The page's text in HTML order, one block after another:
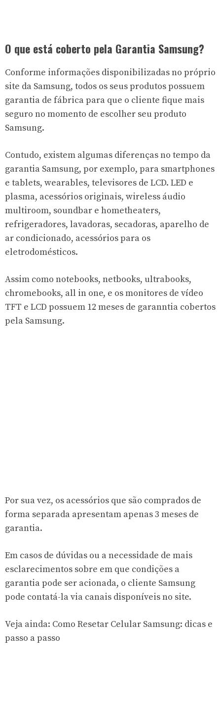
O que está coberto pela Garantia Samsung?
Conforme informações disponibilizadas no próprio
site da Samsung, todos os seus produtos possuem
garantia de fábrica para que o cliente fique mais
seguro no momento de escolher seu produto
Samsung.
Contudo, existem algumas diferenças no tempo da
garantia Samsung, por exemplo, para smartphones
e tablets, wearables, televisores de LCD. LED e
plasma, acessórios originais, wireless áudio
multiroom, soundbar e hometheaters,
refrigeradores, lavadoras, secadoras, aparelho de
ar condicionado, acessórios para os
eletrodomésticos.
Assim como notebooks, netbooks, ultrabooks,
chromebooks, all in one, e os monitores de vídeo
TFT e LCD possuem 12 meses de garanntia cobertos
pela Samsung.
Por sua vez, os acessórios que são comprados de
forma separada apresentam apenas 3 meses de
garantia.
Em casos de dúvidas ou a necessidade de mais
esclarecimentos sobre em que condições a
garantia pode ser acionada, o cliente Samsung
pode contatá-la via canais disponíveis no site.
Veja ainda: Como Resetar Celular Samsung: dicas e
passo a passo